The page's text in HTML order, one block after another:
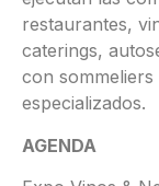
restaurantes,
caterings,
con
especializados.
AGENDA